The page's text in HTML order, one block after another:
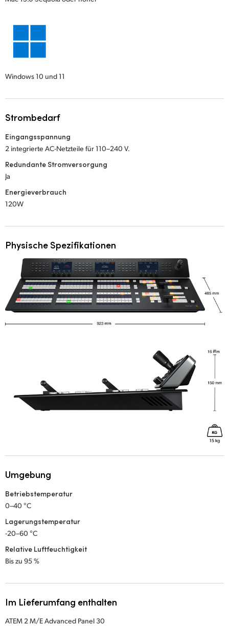
Windows 10 und 11
Strombedarf
Eingangsspannung
2 integrierte AC-Netzteile für 110–240 V.
Redundante Stromversorgung
Ja
Energieverbrauch
120W
Physische Spezifikationen
Umgebung
Betriebstemperatur
0–40 °C
Lagerungstemperatur
-20–60 °C
Relative Luftfeuchtigkeit
Bis zu 95 %
Im Lieferumfang enthalten
ATEM 2 M/E Advanced Panel 30